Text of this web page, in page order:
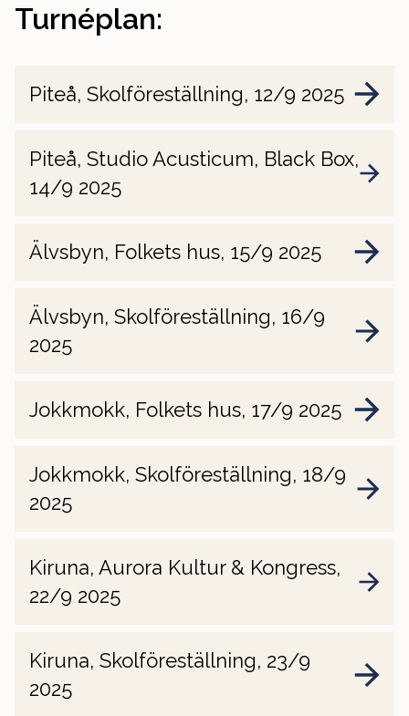
Turnéplan:
Piteå, Skolföreställning, 12/9 2025
Piteå, Studio Acusticum, Black Box,
14/9 2025
Älvsbyn, Folkets hus, 15/9 2025
Älvsbyn, Skolföreställning, 16/9
2025
Jokkmokk, Folkets hus, 17/9 2025
Jokkmokk, Skolföreställning, 18/9
2025
Kiruna, Aurora Kultur & Kongress,
22/9 2025
Kiruna, Skolföreställning, 23/9
2025